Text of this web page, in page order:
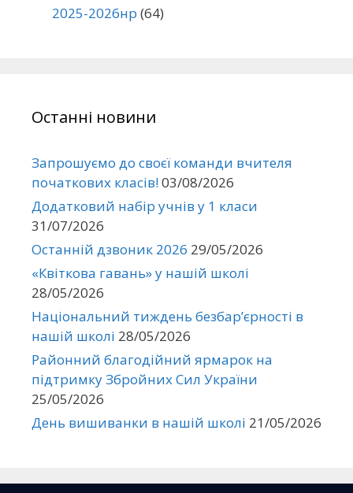
2025-2026нр (64)
Останні новини
Запрошуємо до своєї команди вчителя
початкових класів!03/08/2026
Додатковий набір учнів у 1 класи
31/07/2026
Останній дзвоник 2026 29/05/2026
«Квіткова гавань» у нашій школі
28/05/2026
Національний тиждень безбар’єрності в
нашій школі 28/05/2026
Районний благодійний ярмарок на
підтримку Збройних Сил України
25/05/2026
День вишиванки в нашій школі 21/05/2026